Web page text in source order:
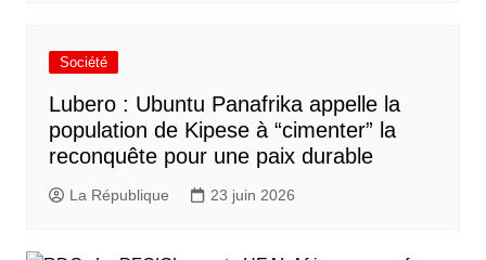
Société
Lubero : Ubuntu Panafrika appelle la
population de Kipese à “cimenter” la
reconquête pour une paix durable
La République 23 juin 2026